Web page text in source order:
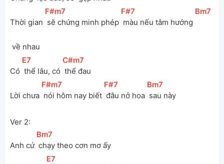
Thời gian
[F#m7
sẽ chứng minh phép
[F#7
màu nếu tâm hướng
[Bm7
về nhau
Có
[E7
thể lâu, có
[
C#m7
thể đau
Lời chưa
[F#m7
nói hôm nay biết
[F#7
đâu nở hoa
[Bm7
sau này
Ver 2:
Anh cứ
[Bm7
chạy theo cơn mơ ấy
[E7